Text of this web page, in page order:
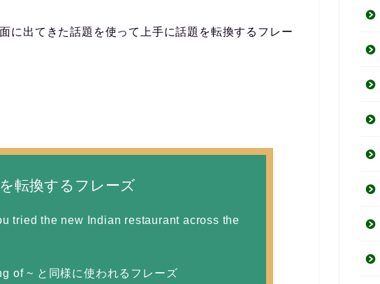
に出てきた話題を使って上手に話題を転換するフレー
転換するフレーズ
tried the new Indian restaurant across the
of ~ と同様に使われるフレーズ